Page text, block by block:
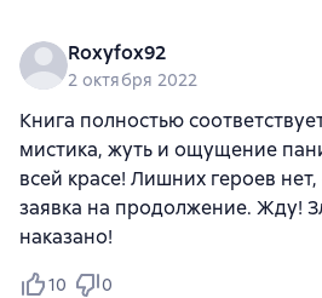
Roxyfox92
2 октября 2022
Книга полностью
мистика, жуть и ощущение
всей красе! Лишних героев нет,
заявка на продолжение. Жду!
наказано!
10 0